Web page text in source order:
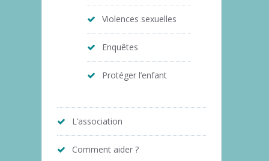
Violences sexuelles
Enquêtes
Protéger l’enfant
L’association
Comment aider ?